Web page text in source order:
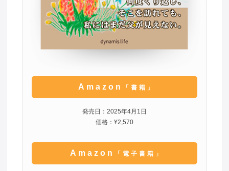
Amazon 「書籍」
発売日：2025年4月1日
価格：¥2,570
Amazon 「電子書籍」